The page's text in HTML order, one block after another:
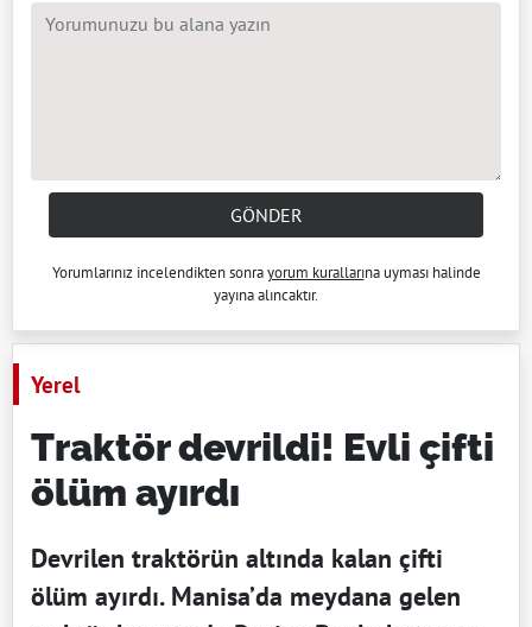
GÖNDER
Yorumlarınız incelendikten sonrayorum kurallarına uyması halinde
yayına alıncaktır.
Yerel
Traktör devrildi! Evli çifti
ölüm ayırdı
Devrilen traktörün altında kalan çifti
ölüm ayırdı. Manisa’da meydana gelen